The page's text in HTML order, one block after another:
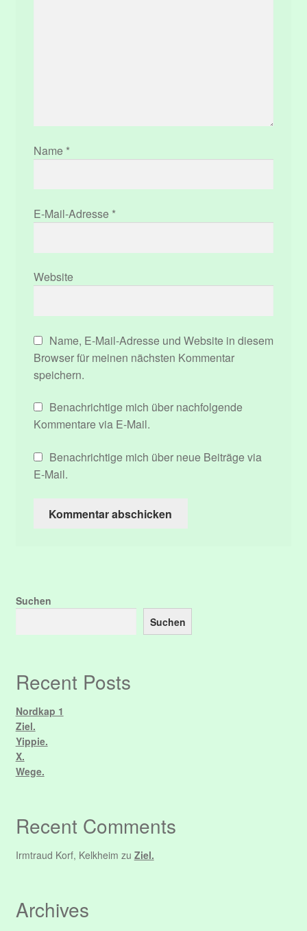
Name *
E-Mail-Adresse *
Website
Name, E-Mail-Adresse und Website in diesem
Browser für meinen nächsten Kommentar
speichern.
Benachrichtige mich über nachfolgende
Kommentare via E-Mail.
Benachrichtige mich über neue Beiträge via
E-Mail.
Suchen
Suchen
Recent Posts
Nordkap 1
Ziel.
Yippie.
X.
Wege.
Recent Comments
Irmtraud Korf, Kelkheim zu Ziel.
Archives